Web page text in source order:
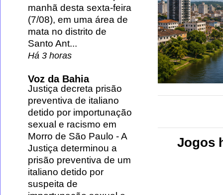
Jogos
manhã desta sexta-feira
(7/08), em uma área de
mata no distrito de
Santo Ant...
Há 3 horas
Voz da Bahia
Justiça decreta prisão
preventiva de italiano
detido por importunação
sexual e racismo em
Morro de São Paulo -A
Justiça determinou a
prisão preventiva de um
italiano detido por
suspeita de